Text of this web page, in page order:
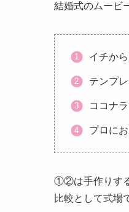
結婚式のムービ
イチか
テンプ
ココナ
プロに
①②は手作りす
比較として式場